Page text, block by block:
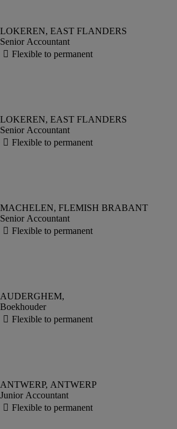
Senior Accountant
Senior Accountant
Senior Accountant
Boekhouder
Junior Accountant